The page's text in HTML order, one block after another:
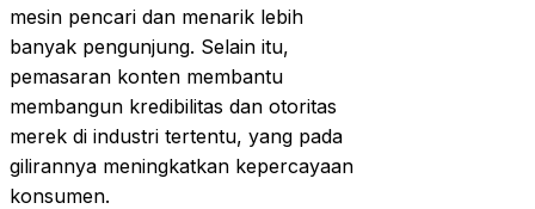
mesin pencari dan menarik lebih
banyak pengunjung. Selain itu,
pemasaran konten membantu
membangun kredibilitas dan otoritas
merek di industri tertentu, yang pada
gilirannya meningkatkan kepercayaan
konsumen.